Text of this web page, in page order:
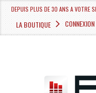
DEPUIS PLUS DE 30 ANS A VOTRE
LA BOUTIQUE CONNEXION